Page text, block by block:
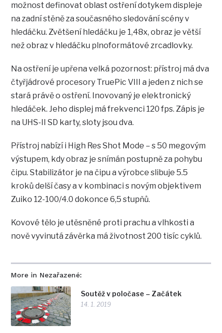
More in Nezařazené:
Soutěž v poločase – Začátek
14. 1. 2019
možnost definovat oblast ostření dotykem displeje
na zadní stěně za současného sledování scény v
hledáčku. Zvětšení hledáčku je 1,48x, obraz je větší
než obraz v hledáčku plnoformátové zrcadlovky.
Na ostření je upřena velká pozornost: přístroj má dva
čtyřjádrové procesory TruePic VIII a jeden z nich se
stará právě o ostření. Inovovaný je elektronický
hledáček. Jeho displej má frekvenci 120 fps. Zápis je
na UHS-II SD karty, sloty jsou dva.
Přístroj nabízí i High Res Shot Mode – s 50 megovým
výstupem, kdy obraz je snímán postupně za pohybu
čipu. Stabilizátor je na čipu a výrobce slibuje 5.5
kroků delší časy a v kombinaci s novým objektivem
Zuiko 12-100/4.0 dokonce 6,5 stupňů.
Kovové tělo je utěsněné proti prachu a vlhkosti a
nově vyvinutá závěrka má životnost 200 tisíc cyklů.